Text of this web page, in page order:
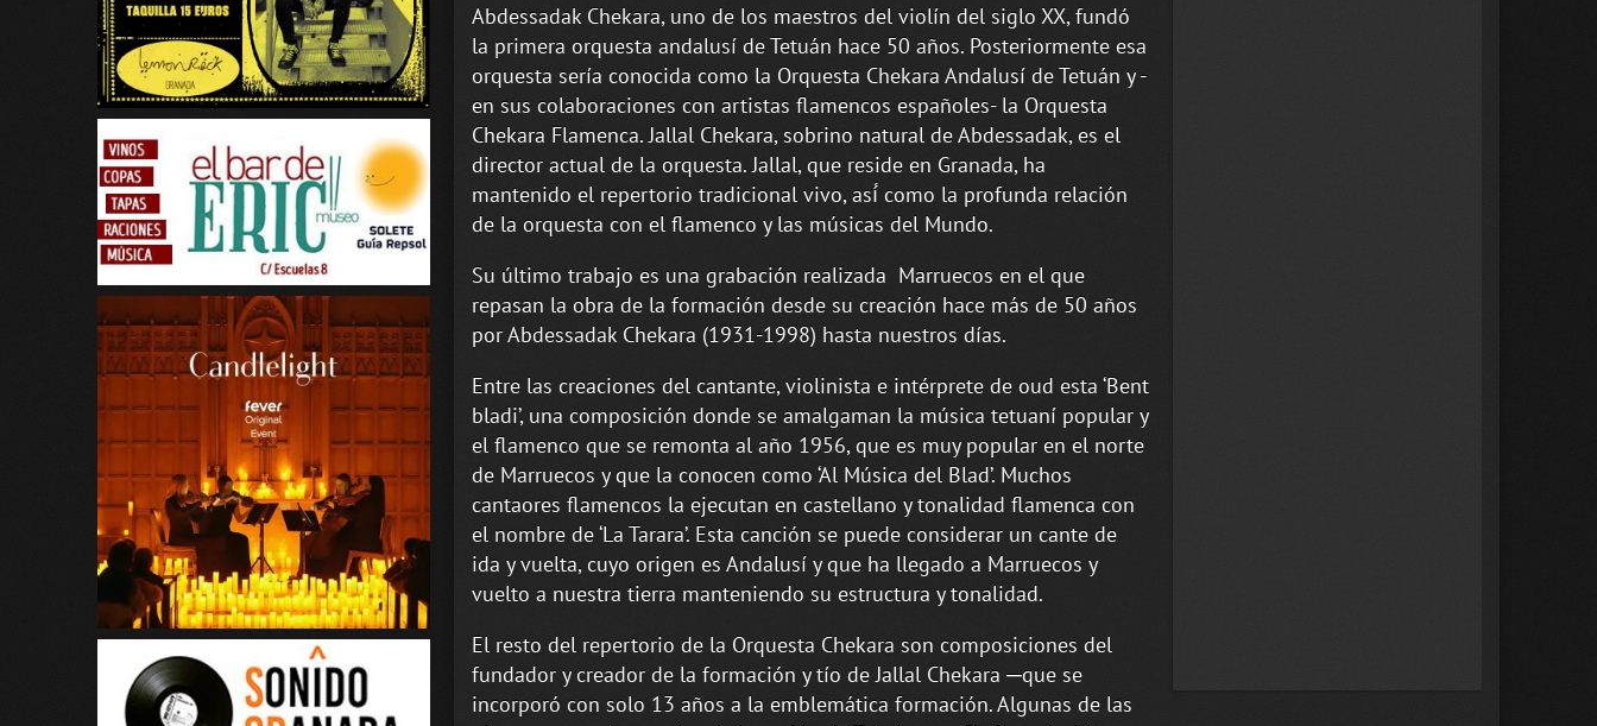
Abdessadak Chekara, uno de los maestros del violín del siglo XX, fundó
la primera orquesta andalusí de Tetuán hace 50 años. Posteriormente esa
orquesta sería conocida como la Orquesta Chekara Andalusí de Tetuán y -
en sus colaboraciones con artistas flamencos españoles- la Orquesta
Chekara Flamenca. Jallal Chekara, sobrino natural de Abdessadak, es el
director actual de la orquesta. Jallal, que reside en Granada, ha
mantenido el repertorio tradicional vivo, así́ como la profunda relación
de la orquesta con el flamenco y las músicas del Mundo.
Su último trabajo es una grabación realizada Marruecos en el que
repasan la obra de la formación desde su creación hace más de 50 años
por Abdessadak Chekara (1931-1998) hasta nuestros días.
Entre las creaciones del cantante, violinista e intérprete de oud esta ‘Bent
bladi’, una composición donde se amalgaman la música tetuaní popular y
el flamenco que se remonta al año 1956, que es muy popular en el norte
de Marruecos y que la conocen como ‘Al Música del Blad’. Muchos
cantaores flamencos la ejecutan en castellano y tonalidad flamenca con
el nombre de ‘La Tarara’. Esta canción se puede considerar un cante de
ida y vuelta, cuyo origen es Andalusí y que ha llegado a Marruecos y
vuelto a nuestra tierra manteniendo su estructura y tonalidad.
El resto del repertorio de la Orquesta Chekara son composiciones del
fundador y creador de la formación y tío de Jallal Chekara ─que se
incorporó con solo 13 años a la emblemática formación. Algunas de las